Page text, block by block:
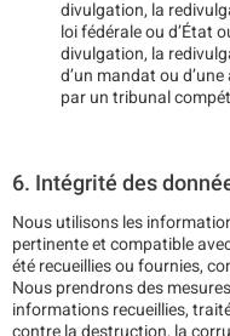
divulgation, la
loi fédérale ou d’État
divulgation, la
d’un mandat ou
par un tribunal
6. Intégrité des
Nous utilisons les
pertinente et compatible
été recueillies ou fournies,
Nous prendrons des
informations recueillies,
contre la destruction, la